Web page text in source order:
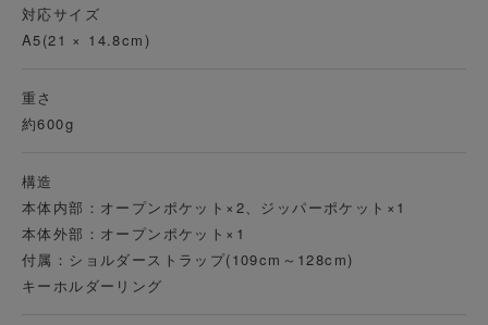
対応サイズ
A5(21 × 14.8cm)
重さ
約600g
構造
本体内部：オープンポケット×2、ジッパーポケット×1
本体外部：オープンポケット×1
付属：ショルダーストラップ(109cm～128cm)
キーホルダーリング